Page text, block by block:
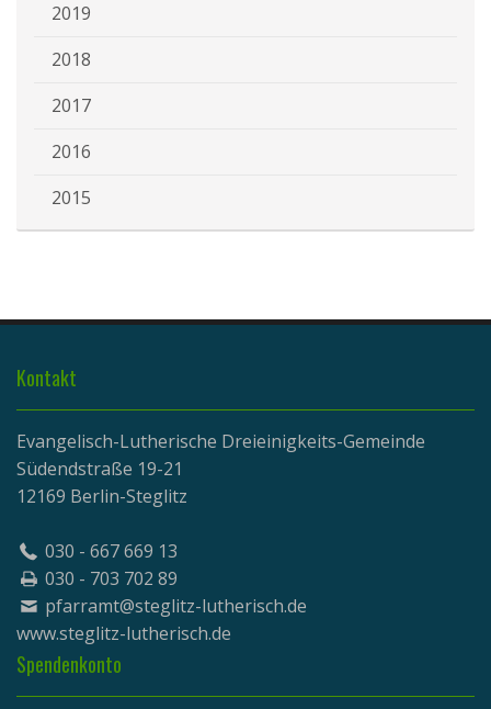
2019
2018
2017
2016
2015
Kontakt
Evangelisch-Lutherische Dreieinigkeits-Gemeinde
Südendstraße 19-21
12169 Berlin-Steglitz
030 - 667 669 13
030 - 703 702 89
pfarramt@steglitz-lutherisch.de
www.steglitz-lutherisch.de
Spendenkonto